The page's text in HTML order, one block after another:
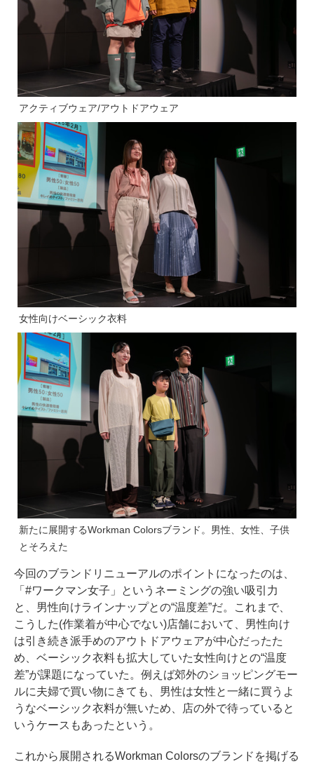
アクティブウェア/アウトドアウェア
女性向けベーシック衣料
新たに展開するWorkman Colorsブランド。男性、女性、子供
とそろえた
今回のブランドリニューアルのポイントになったのは、
「#ワークマン女子」というネーミングの強い吸引力
と、男性向けラインナップとの“温度差”だ。これまで、
こうした(作業着が中心でない)店舗において、男性向け
は引き続き派手めのアウトドアウェアが中心だったた
め、ベーシック衣料も拡大していた女性向けとの“温度
差”が課題になっていた。例えば郊外のショッピングモー
ルに夫婦で買い物にきても、男性は女性と一緒に買うよ
うなベーシック衣料が無いため、店の外で待っていると
いうケースもあったという。
これから展開されるWorkman Colorsのブランドを掲げる